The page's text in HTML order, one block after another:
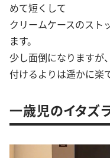
めて短くして
クリームケースのスト
ます。
少し面倒になりますが
付けるよりは遥かに楽
一歳児のイタズ